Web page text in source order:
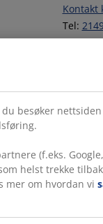
Kontakt
Tel:
JYSK
Følg
besøker
(f.eks.
helst trekke
mer om hvordan vi